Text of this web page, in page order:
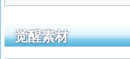
觉醒素材